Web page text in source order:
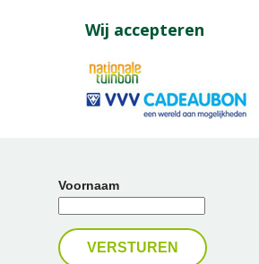
Wij accepteren
Voornaam